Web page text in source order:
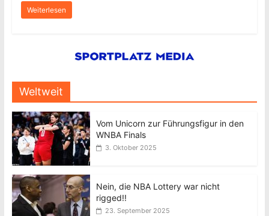
Weiterlesen
Weltweit
Vom Unicorn zur Führungsfigur in den
WNBA Finals
3. Oktober 2025
Nein, die NBA Lottery war nicht
rigged!!
23. September 2025